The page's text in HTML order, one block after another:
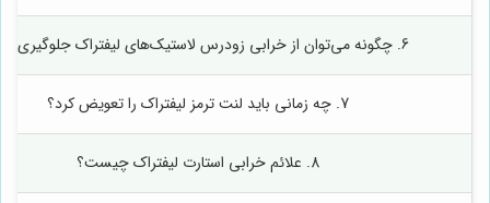
6. چگونه می‌توان از خرابی زودرس لاستیک‌های لیفتراک جلوگیری کرد؟
7. چه زمانی باید لنت ترمز لیفتراک را تعویض کرد؟
8. علائم خرابی استارت لیفتراک چیست؟